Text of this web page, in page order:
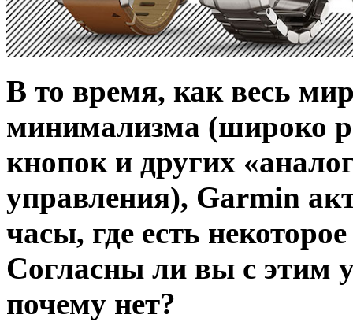
В то время, как весь
минимализма (широко
кнопок и других
управления), Garmin
часы, где есть
Согласны ли вы с этим
почему нет?